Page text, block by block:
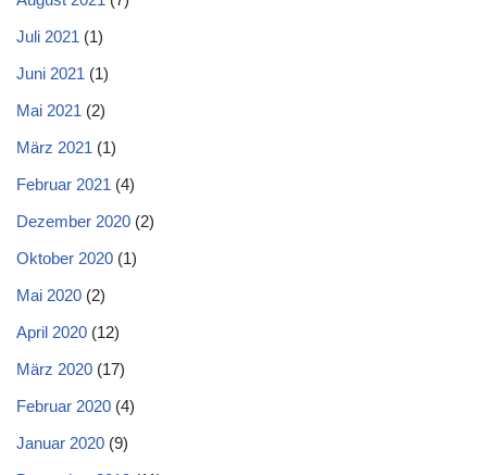
Juli 2021 (1)
Juni 2021 (1)
Mai 2021 (2)
März 2021 (1)
Februar 2021 (4)
Dezember 2020 (2)
Oktober 2020 (1)
Mai 2020 (2)
April 2020 (12)
März 2020 (17)
Februar 2020 (4)
Januar 2020 (9)